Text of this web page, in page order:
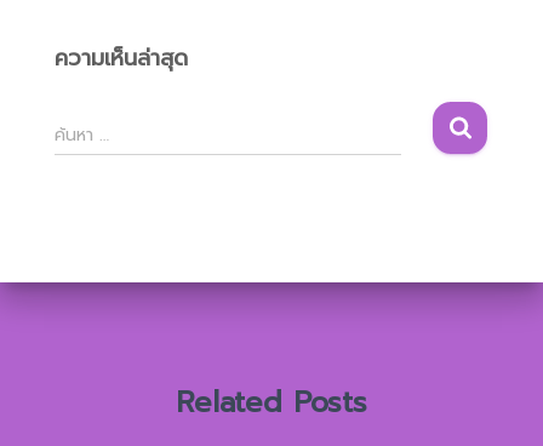
ความเห็นล่าสุด
ค้
น
ห
ค้นหา …
Related Posts